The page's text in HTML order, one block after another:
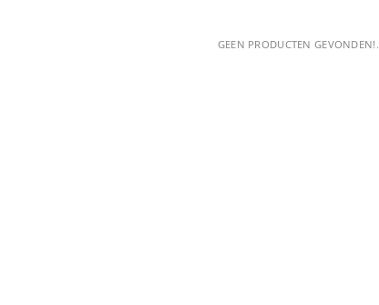
GEEN PRODUCTEN GEVONDEN!...